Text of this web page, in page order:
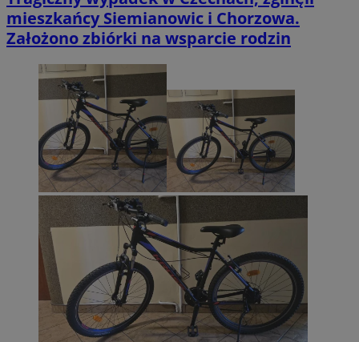
mieszkańcy Siemianowic i Chorzowa.
Założono zbiórki na wsparcie rodzin